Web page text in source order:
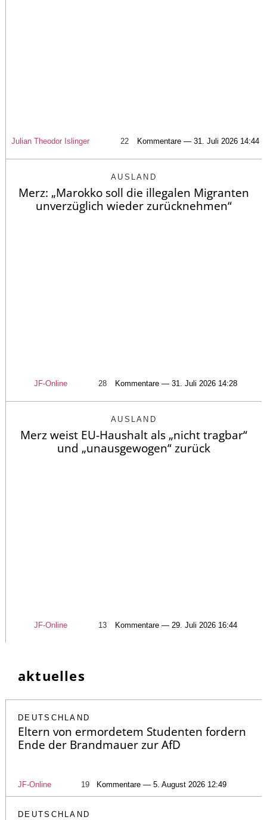
Julian Theodor Islinger 22 Kommentare — 31. Juli 2026 14:44
AUSLAND
Merz: „Marokko soll die illegalen Migranten
unverzüglich wieder zurücknehmen“
JF-Online 28 Kommentare — 31. Juli 2026 14:28
AUSLAND
Merz weist EU-Haushalt als „nicht tragbar“
und „unausgewogen“ zurück
JF-Online 13 Kommentare — 29. Juli 2026 16:44
aktuelles
DEUTSCHLAND
Eltern von ermordetem Studenten fordern
Ende der Brandmauer zur AfD
JF-Online 19 Kommentare — 5. August 2026 12:49
DEUTSCHLAND